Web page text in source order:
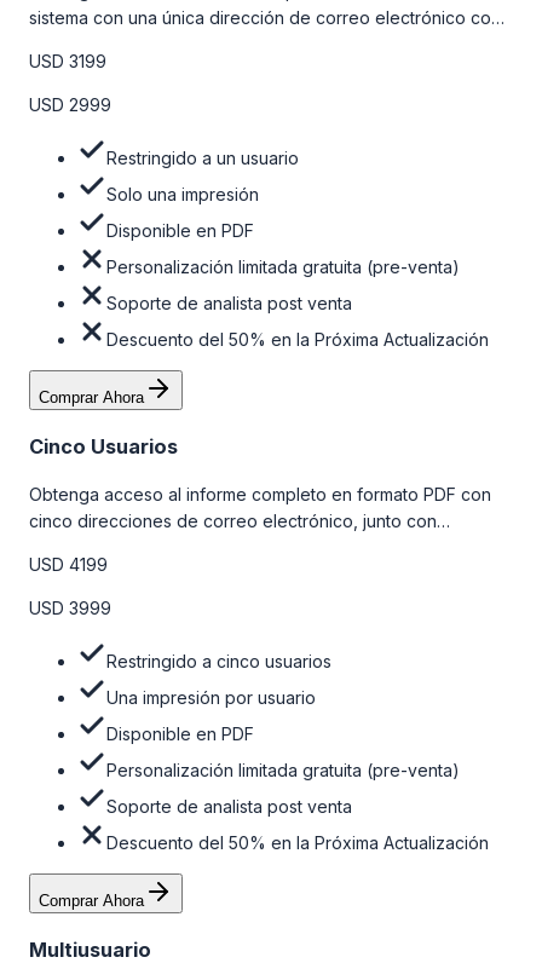
sistema con una única dirección de correo electrónico con
la tabla de precios a continuación.
USD 3199
USD 2999
Restringido a un usuario
Solo una impresión
Disponible en PDF
Personalización limitada gratuita (pre-venta)
Soporte de analista post venta
Descuento del 50% en la Próxima Actualización
Comprar Ahora
Cinco Usuarios
Obtenga acceso al informe completo en formato PDF con
cinco direcciones de correo electrónico, junto con
venta y el soporte post-venta de nuestros analistas. Para
obtener más información, consulte la tabla de precios a
USD 4199
USD 3999
Restringido a cinco usuarios
Una impresión por usuario
Disponible en PDF
Personalización limitada gratuita (pre-venta)
Soporte de analista post venta
Descuento del 50% en la Próxima Actualización
Comprar Ahora
Multiusuario